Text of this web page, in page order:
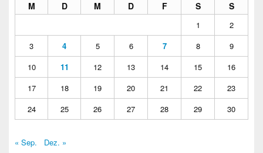
M D M D F S S
1
2
3
4 5 6 7 8
9
10
11 12 13 14 15
16
17
18 19 20 21 22
23
24
25 26 27 28 29 30
« Sep. Dez. »